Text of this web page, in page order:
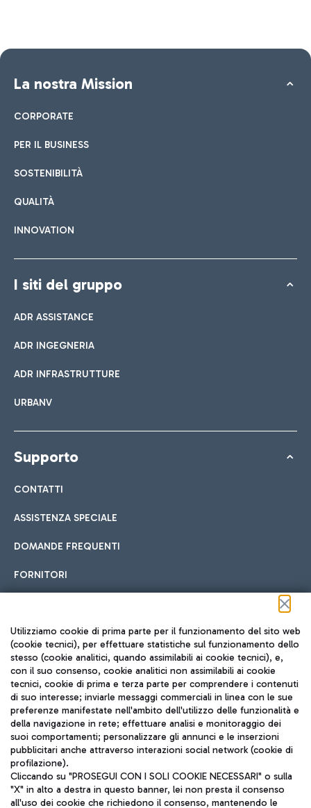
La nostra Mission
CORPORATE
PER IL BUSINESS
SOSTENIBILITÀ
QUALITÀ
INNOVATION
I siti del gruppo
ADR ASSISTANCE
ADR INGEGNERIA
ADR INFRASTRUTTURE
URBANV
Supporto
CONTATTI
ASSISTENZA SPECIALE
DOMANDE FREQUENTI
FORNITORI
Seguici sui social
TRAVEL JOURNAL
ITA
Utilizziamo cookie di prima parte per il funzionamento del sito web
(cookie tecnici), per effettuare statistiche sul funzionamento dello
stesso (cookie analitici, quando assimilabili ai cookie tecnici), e,
con il suo consenso, cookie analitici non assimilabili ai cookie
tecnici, cookie di prima e terza parte per comprendere i contenuti
di suo interesse; inviarle messaggi commerciali in linea con le sue
preferenze manifestate nell'ambito dell'utilizzo delle funzionalità e
della navigazione in rete; effettuare analisi e monitoraggio dei
suoi comportamenti; personalizzare gli annunci e le inserzioni
pubblicitari anche attraverso interazioni social network (cookie di
profilazione).
Cliccando su "PROSEGUI CON I SOLI COOKIE NECESSARI" o sulla
"X" in alto a destra in questo banner, lei non presta il consenso
all'uso dei cookie che richiedono il consenso, mantenendo le